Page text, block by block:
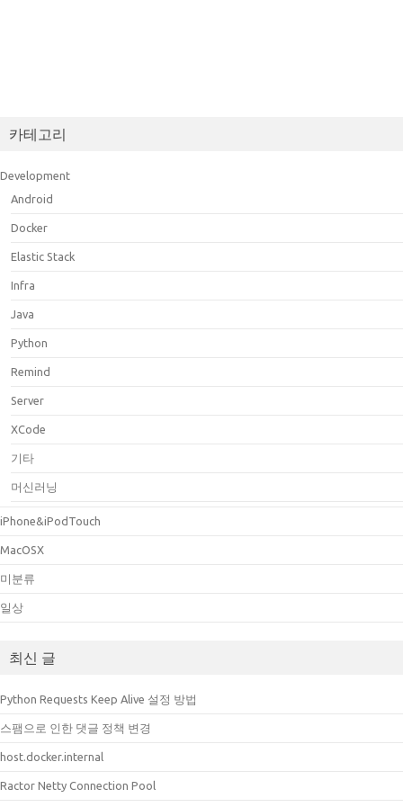
카테고리
Development
Android
Docker
Elastic Stack
Infra
Java
Python
Remind
Server
XCode
기타
머신러닝
iPhone&iPodTouch
MacOSX
미분류
일상
최신 글
Python Requests Keep Alive 설정 방법
스팸으로 인한 댓글 정책 변경
host.docker.internal
Ractor Netty Connection Pool